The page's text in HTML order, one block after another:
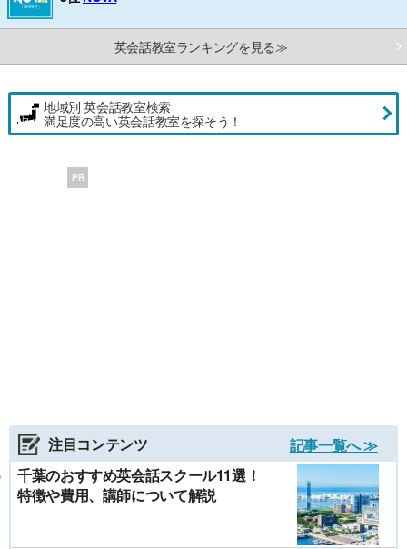
英会話教室ランキングを見る≫
地域別 英会話教室検索
満足度の高い英会話教室を探そう！
PR
注目コンテンツ
記事一覧へ ≫
千葉のおすすめ英会話スクール11選！
特徴や費用、講師について解説